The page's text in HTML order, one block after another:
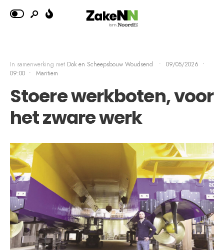
In samenwerking met Dok en Scheepsbouw Woudsend • 09/05/2026 •
09:00 • Maritiem
Stoere werkboten, voor
het zware werk